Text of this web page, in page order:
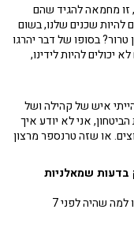
זו מחמאה להגיד שהם
להיות שכנים שלנו, בשום
טרור? בסופו של דבר יהרגו
יכולים להיות לידינו,
איש של קהילה ושל
אני לא יודע איך
או שזה טרנספר מרצון
בדעות שמאלניות
"אני לא יודע מה זה שמאלניות. את חוזרת עכשיו למה שהיה לפני 7